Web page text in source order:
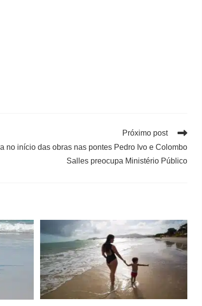
Próximo post
no início das obras nas pontes Pedro Ivo e Colombo
Salles preocupa Ministério Público